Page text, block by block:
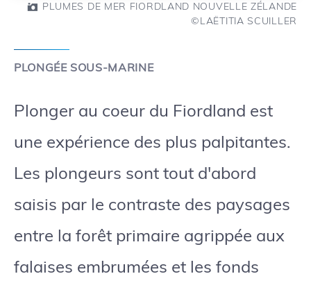
PLUMES DE MER FIORDLAND NOUVELLE ZÉLANDE
©LAËTITIA SCUILLER
PLONGÉE SOUS-MARINE
Plonger au coeur du Fiordland est
une expérience des plus palpitantes.
Les plongeurs sont tout d'abord
saisis par le contraste des paysages
entre la forêt primaire agrippée aux
falaises embrumées et les fonds